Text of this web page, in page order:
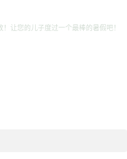
让您的儿子度过一个最棒的暑假吧！